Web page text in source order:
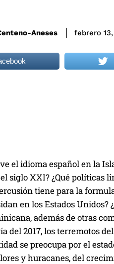
Aneses febrero
el idioma español en la
siglo XXI? ¿Qué políticas
tiene para la
en los Estados
además de otras
del 2017, los terremotos
se preocupa por el
y huracanes, del